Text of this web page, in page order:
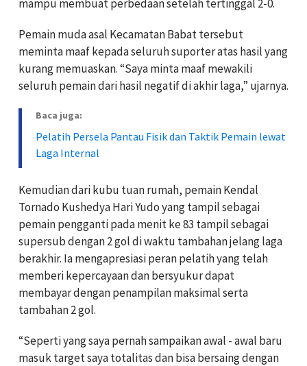
mampu membuat perbedaan setelah tertinggal 2-0.
Pemain muda asal Kecamatan Babat tersebut
meminta maaf kepada seluruh suporter atas hasil yang
kurang memuaskan. “Saya minta maaf mewakili
seluruh pemain dari hasil negatif di akhir laga,” ujarnya.
Baca juga:
Pelatih Persela Pantau Fisik dan Taktik Pemain lewat
Laga Internal
Kemudian dari kubu tuan rumah, pemain Kendal
Tornado Kushedya Hari Yudo yang tampil sebagai
pemain pengganti pada menit ke 83 tampil sebagai
supersub dengan 2 gol di waktu tambahan jelang laga
berakhir. Ia mengapresiasi peran pelatih yang telah
memberi kepercayaan dan bersyukur dapat
membayar dengan penampilan maksimal serta
tambahan 2 gol.
“Seperti yang saya pernah sampaikan awal - awal baru
masuk target saya totalitas dan bisa bersaing dengan